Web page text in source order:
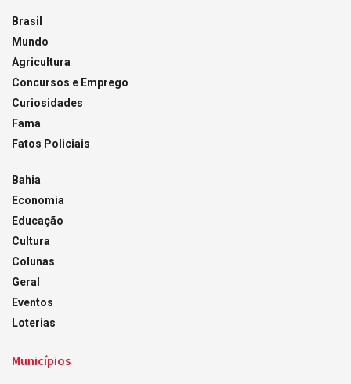
Brasil
Mundo
Agricultura
Concursos e Emprego
Curiosidades
Fama
Fatos Policiais
Bahia
Economia
Educação
Cultura
Colunas
Geral
Eventos
Loterias
Municípios